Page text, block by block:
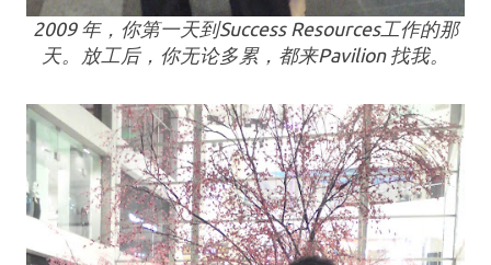
2009 年，你第一天到Success Resources工作的那
天。放工后，你无论多累，都来Pavilion 找我。